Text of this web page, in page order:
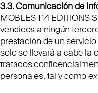
3.3. Comunicación de
MOBLES 114
vendidos a ningún
prestación de un
solo se llevará a cabo la
tratados
personales, tal y como